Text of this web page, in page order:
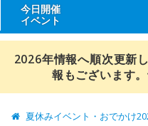
今日開催
イベント
2026年情報へ順次更新
報もございます
夏休みイベント・おでかけ